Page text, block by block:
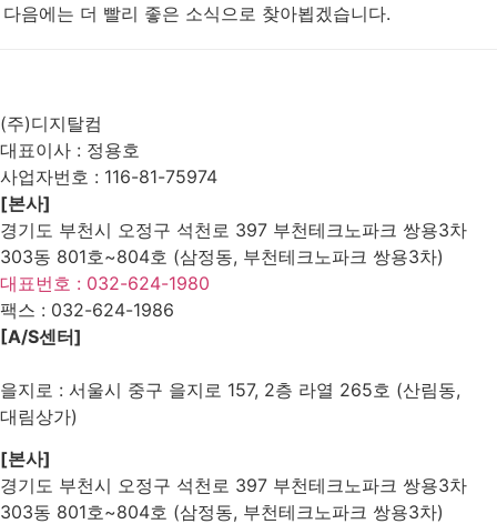
다음에는 더 빨리 좋은 소식으로 찾아뵙겠습니다.
(주)디지탈컴
대표이사 : 정용호
사업자번호 : 116-81-75974
[본사]
경기도 부천시 오정구 석천로 397 부천테크노파크 쌍용3차
303동 801호~804호 (삼정동, 부천테크노파크 쌍용3차)
대표번호 : 032-624-1980
팩스 : 032-624-1986
[A/S센터]
을지로 : 서울시 중구 을지로 157, 2층 라열 265호 (산림동,
대림상가)
[본사]
경기도 부천시 오정구 석천로 397 부천테크노파크 쌍용3차
303동 801호~804호 (삼정동, 부천테크노파크 쌍용3차)